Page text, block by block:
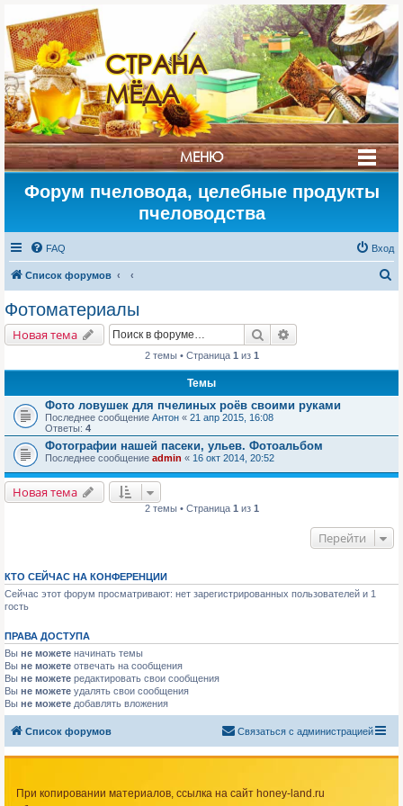
СТРАНА
МЁДА
МЕНЮ
Форум пчеловода, целебные продукты
пчеловодства
FAQ Вход
Список форумов
Фотоматериалы
Новая тема Поиск
2 темы • Страница 1 из 1
Темы
Фото ловушек для пчелиных роёв своими руками
Последнее сообщение Антон « 21 апр 2015, 16:08
Ответы: 4
Фотографии нашей пасеки, ульев. Фотоальбом
Последнее сообщение admin « 16 окт 2014, 20:52
Новая тема
2 темы • Страница 1 из 1
Перейти
КТО СЕЙЧАС НА КОНФЕРЕНЦИИ
Сейчас этот форум просматривают: нет зарегистрированных пользователей и 1
гость
ПРАВА ДОСТУПА
Вы не можете начинать темы
Вы не можете отвечать на сообщения
Вы не можете редактировать свои сообщения
Вы не можете удалять свои сообщения
Вы не можете добавлять вложения
Список форумов Связаться с администрацией
При копировании материалов, ссылка на сайт honey-land.ru